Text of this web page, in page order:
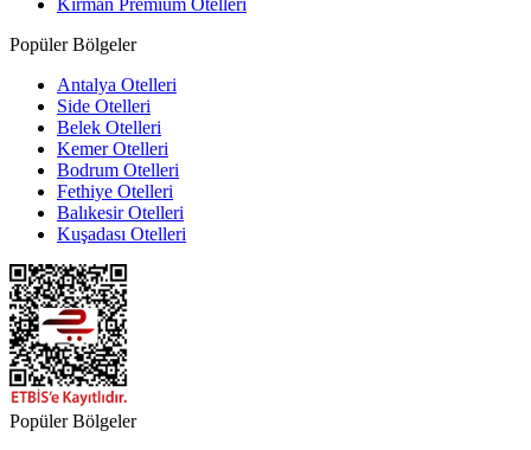
Kirman Premium Otelleri
Popüler Bölgeler
Antalya Otelleri
Side Otelleri
Belek Otelleri
Kemer Otelleri
Bodrum Otelleri
Fethiye Otelleri
Balıkesir Otelleri
Kuşadası Otelleri
Popüler Bölgeler